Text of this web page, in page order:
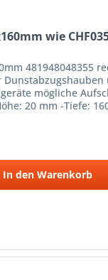
wie
481948048355
mögliche
20 mm -Tiefe:
In den Warenkorb